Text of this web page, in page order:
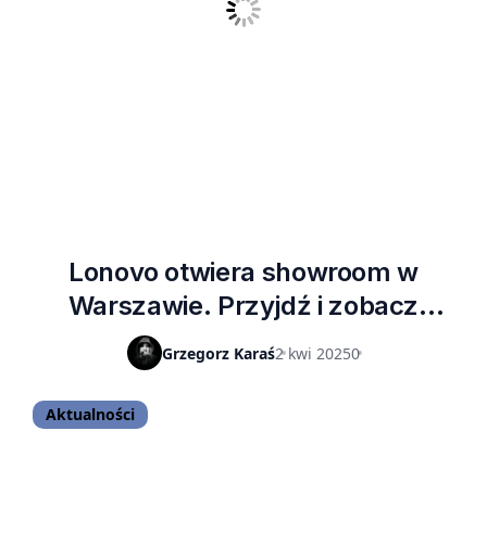
Lonovo otwiera showroom w
Warszawie. Przyjdź i zobacz
najnowsze urządzenia tego
producenta
Grzegorz Karaś2 kwi 20250
Aktualności